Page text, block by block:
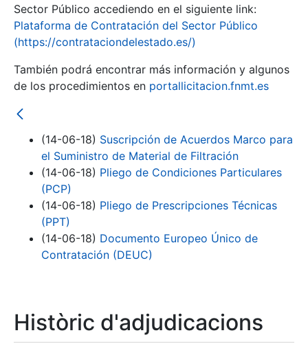
Sector Público accediendo en el siguiente link:
Plataforma de Contratación del Sector Público
(https://contrataciondelestado.es/)
También podrá encontrar más información y algunos
de los procedimientos en portallicitacion.fnmt.es
(14-06-18) Suscripción de Acuerdos Marco para
el Suministro de Material de Filtración
(14-06-18) Pliego de Condiciones Particulares
(PCP)
(14-06-18) Pliego de Prescripciones Técnicas
(PPT)
(14-06-18) Documento Europeo Único de
Contratación (DEUC)
Històric d'adjudicacions